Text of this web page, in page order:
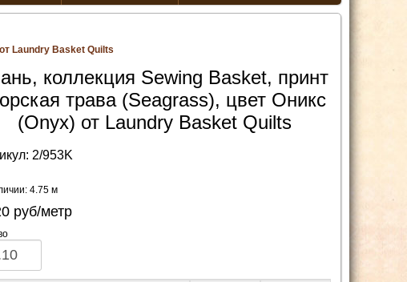
Laundry Basket Quilts
коллекция Sewing Basket, принт
трава (Seagrass), цвет Оникс
(Onyx) от Laundry Basket Quilts
2/953K
4.75 м
руб/метр